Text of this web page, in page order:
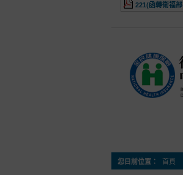
221(函轉衛福
您目前位置： 首頁